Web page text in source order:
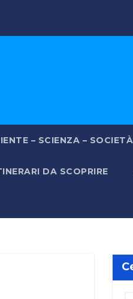
– SCIENZA – SOCIETÀ
DA SCOPRIRE